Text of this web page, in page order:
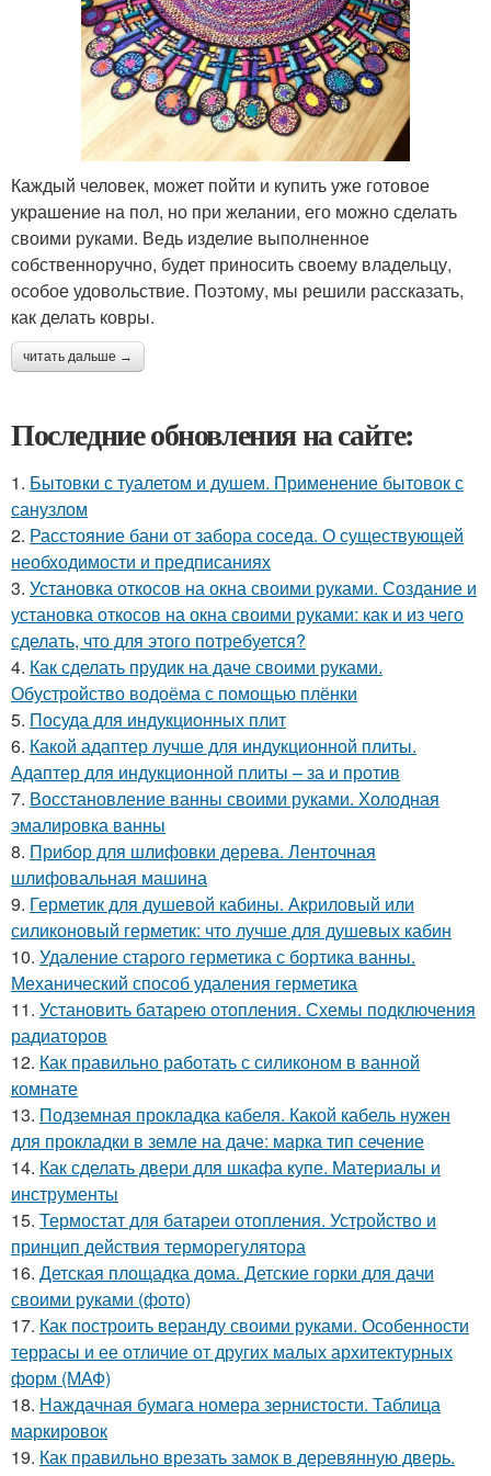
Каждый человек, может пойти и купить уже готовое
украшение на пол, но при желании, его можно сделать
своими руками. Ведь изделие выполненное
собственноручно, будет приносить своему владельцу,
особое удовольствие. Поэтому, мы решили рассказать,
как делать ковры.
читать дальше →
Последние обновления на сайте:
1. Бытовки с туалетом и душем. Применение бытовок с
санузлом
2. Расстояние бани от забора соседа. О существующей
необходимости и предписаниях
3. Установка откосов на окна своими руками. Создание и
установка откосов на окна своими руками: как и из чего
сделать, что для этого потребуется?
4. Как сделать прудик на даче своими руками.
Обустройство водоёма с помощью плёнки
5. Посуда для индукционных плит
6. Какой адаптер лучше для индукционной плиты.
Адаптер для индукционной плиты – за и против
7. Восстановление ванны своими руками. Холодная
эмалировка ванны
8. Прибор для шлифовки дерева. Ленточная
шлифовальная машина
9. Герметик для душевой кабины. Акриловый или
силиконовый герметик: что лучше для душевых кабин
10. Удаление старого герметика с бортика ванны.
Механический способ удаления герметика
11. Установить батарею отопления. Схемы подключения
радиаторов
12. Как правильно работать с силиконом в ванной
комнате
13. Подземная прокладка кабеля. Какой кабель нужен
для прокладки в земле на даче: марка тип сечение
14. Как сделать двери для шкафа купе. Материалы и
инструменты
15. Термостат для батареи отопления. Устройство и
принцип действия терморегулятора
16. Детская площадка дома. Детские горки для дачи
своими руками (фото)
17. Как построить веранду своими руками. Особенности
террасы и ее отличие от других малых архитектурных
форм (МАФ)
18. Наждачная бумага номера зернистости. Таблица
маркировок
19. Как правильно врезать замок в деревянную дверь.